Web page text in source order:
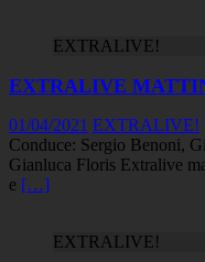
EXTRALIVE!
EXTRALIVE
01/04/2021 EXTRALIVE!
Conduce: Sergio Benoni,
Gianluca Floris Extralive
e […]
EXTRALIVE!